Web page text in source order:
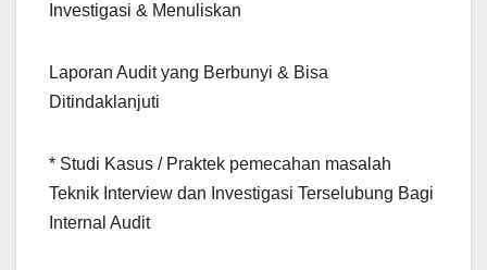
Investigasi & Menuliskan
Laporan Audit yang Berbunyi & Bisa
Ditindaklanjuti
* Studi Kasus / Praktek pemecahan masalah
Teknik Interview dan Investigasi Terselubung Bagi
Internal Audit